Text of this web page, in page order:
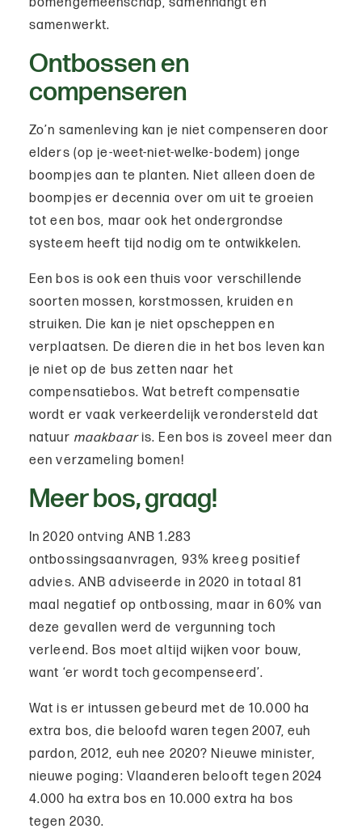
samenwerkt.
Ontbossen en
compenseren
Zo’n samenleving kan je niet compenseren door
elders (op je-weet-niet-welke-bodem) jonge
boompjes aan te planten. Niet alleen doen de
boompjes er decennia over om uit te groeien
tot een bos, maar ook het ondergrondse
systeem heeft tijd nodig om te ontwikkelen.
Een bos is ook een thuis voor verschillende
soorten mossen, korstmossen, kruiden en
struiken. Die kan je niet opscheppen en
verplaatsen. De dieren die in het bos leven kan
je niet op de bus zetten naar het
compensatiebos. Wat betreft compensatie
wordt er vaak verkeerdelijk verondersteld dat
natuur maakbaaris. Een bos is zoveel meer dan
een verzameling bomen!
Meer bos, graag!
In 2020 ontving ANB 1.283
ontbossingsaanvragen, 93% kreeg positief
advies. ANB adviseerde in 2020 in totaal 81
maal negatief op ontbossing, maar in 60% van
deze gevallen werd de vergunning toch
verleend. Bos moet altijd wijken voor bouw,
want ‘er wordt toch gecompenseerd’.
Wat is er intussen gebeurd met de 10.000 ha
extra bos, die beloofd waren tegen 2007, euh
pardon, 2012, euh nee 2020? Nieuwe minister,
nieuwe poging: Vlaanderen belooft tegen 2024
4.000 ha extra bos en 10.000 extra ha bos
tegen 2030.